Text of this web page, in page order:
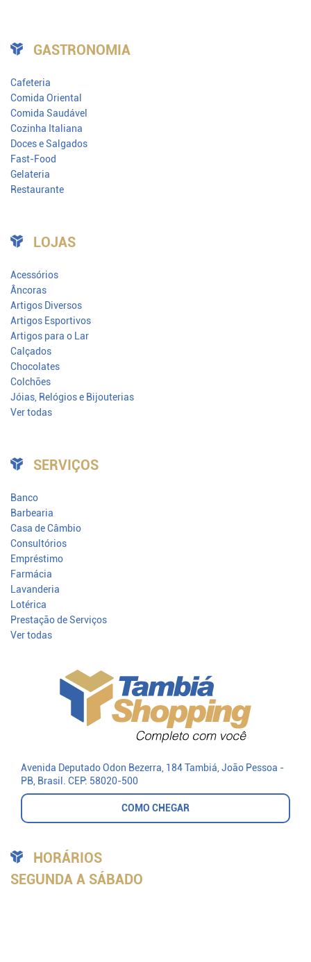
GASTRONOMIA
Cafeteria
Comida Oriental
Comida Saudável
Cozinha Italiana
Doces e Salgados
Fast-Food
Gelateria
Restaurante
LOJAS
Acessórios
Âncoras
Artigos Diversos
Artigos Esportivos
Artigos para o Lar
Calçados
Chocolates
Colchões
Jóias, Relógios e Bijouterias
Ver todas
SERVIÇOS
Banco
Barbearia
Casa de Câmbio
Consultórios
Empréstimo
Farmácia
Lavanderia
Lotérica
Prestação de Serviços
Ver todas
Avenida Deputado Odon Bezerra, 184 Tambiá , João Pessoa -
PB, Brasil. CEP: 58020-500
COMO CHEGAR
HORÁRIOS
SEGUNDA A SÁBADO